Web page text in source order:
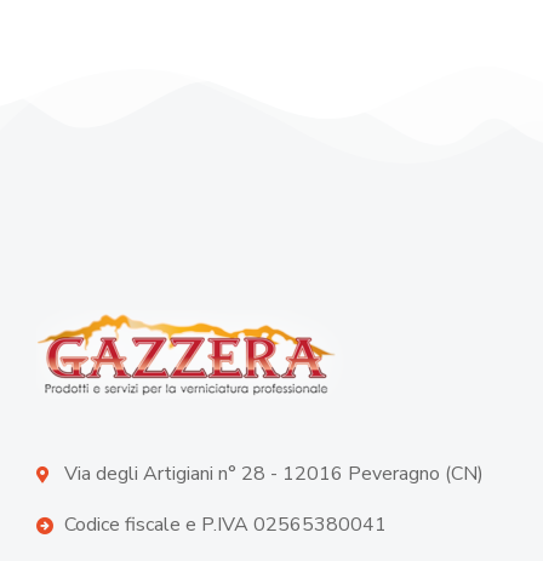
Via degli Artigiani n° 28 - 12016 Peveragno (CN)
Codice fiscale e P.IVA 02565380041